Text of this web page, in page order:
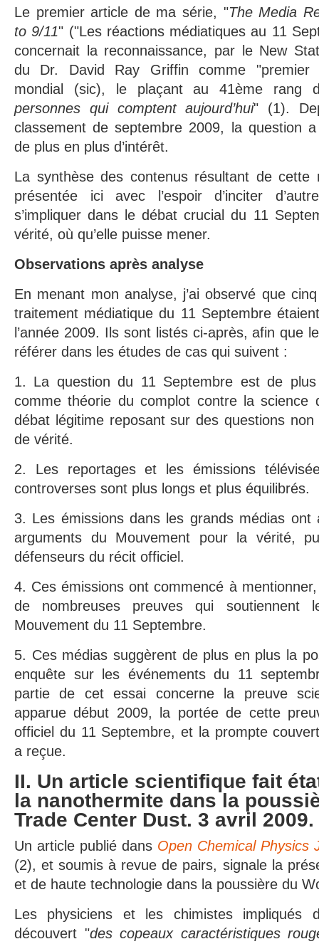
Le premier article de ma série, "The Media
to 9/11" ("Les réactions médiatiques au 11
concernait la reconnaissance, par le New
du Dr. David Ray Griffin comme "premier
mondial (sic), le plaçant au 41ème rang
personnes qui comptent aujourd’hui" (1).
classement de septembre 2009, la question
de plus en plus d’intérêt.
La synthèse des contenus résultant de cette
présentée ici avec l’espoir d’inciter
s’impliquer dans le débat crucial du 11
vérité, où qu’elle puisse mener.
Observations après analyse
En menant mon analyse, j’ai observé que
traitement médiatique du 11 Septembre
l’année 2009. Ils sont listés ci-après, afin que
référer dans les études de cas qui suivent :
1. La question du 11 Septembre est de
comme théorie du complot contre la science
débat légitime reposant sur des questions
de vérité.
2. Les reportages et les émissions
controverses sont plus longs et plus équilibrés.
3. Les émissions dans les grands médias ont
arguments du Mouvement pour la vérité,
défenseurs du récit officiel.
4. Ces émissions ont commencé à
de nombreuses preuves qui soutiennent
Mouvement du 11 Septembre.
5. Ces médias suggèrent de plus en plus la
enquête sur les événements du 11
partie de cet essai concerne la preuve
apparue début 2009, la portée de cette
officiel du 11 Septembre, et la prompte
a reçue.
II. Un article scientifique fait
la nanothermite dans la
Trade Center Dust. 3 avril 2009.
Un article publié dans Open Chemical Physics
(2), et soumis à revue de pairs, signale la
et de haute technologie dans la poussière du
Les physiciens et les chimistes impliqués
découvert "des copeaux caractéristiques